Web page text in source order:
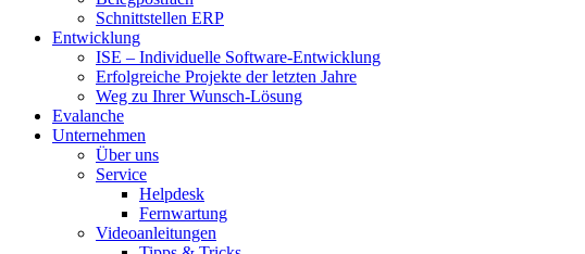
Schnittstellen ERP
Entwicklung
ISE – Individuelle Software-Entwicklung
Erfolgreiche Projekte der letzten Jahre
Weg zu Ihrer Wunsch-Lösung
Evalanche
Unternehmen
Über uns
Service
Helpdesk
Fernwartung
Videoanleitungen